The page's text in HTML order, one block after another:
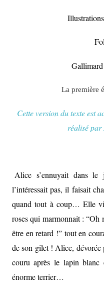
Gallimard
La première
Cette version du texte est
réalisé par
Alice s’ennuyait dans
l’intéressait pas, il faisait
quand tout à coup… Elle
roses qui marmonnait :
être en retard !” tout en
de son gilet ! Alice, dévorée
couru après le lapin blanc
énorme terrier…